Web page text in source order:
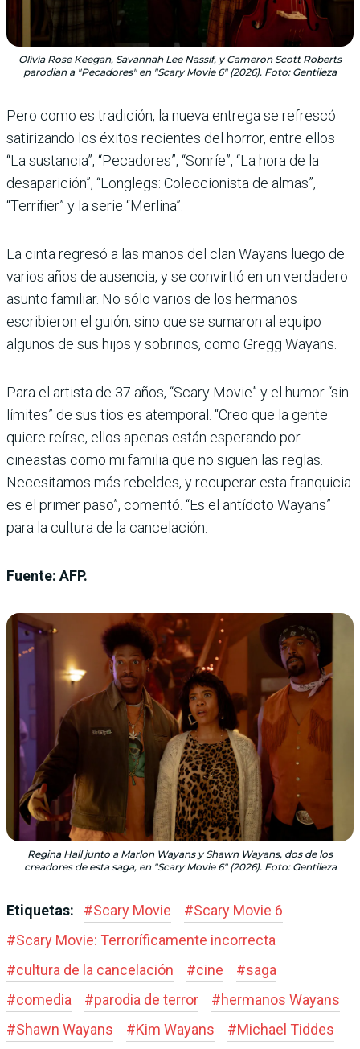
Olivia Rose Keegan, Savannah Lee Nassif, y Cameron Scott Roberts
parodian a "Pecadores" en "Scary Movie 6" (2026). Foto: Gentileza
Pero como es tradición, la nueva entrega se refrescó
satirizando los éxitos recientes del horror, entre ellos
“La sustancia”, “Pecadores”, “Sonríe”, “La hora de la
desaparición”, “Longlegs: Coleccionista de almas”,
“Terrifier” y la serie “Merlina”.
La cinta regresó a las manos del clan Wayans luego de
varios años de ausencia, y se convirtió en un verdadero
asunto familiar. No sólo varios de los hermanos
escribieron el guión, sino que se sumaron al equipo
algunos de sus hijos y sobrinos, como Gregg Wayans.
Para el artista de 37 años, “Scary Movie” y el humor “sin
límites” de sus tíos es atemporal. “Creo que la gente
quiere reírse, ellos apenas están esperando por
cineastas como mi familia que no siguen las reglas.
Necesitamos más rebeldes, y recuperar esta franquicia
es el primer paso”, comentó. “Es el antídoto Wayans”
para la cultura de la cancelación.
Fuente: AFP.
Regina Hall junto a Marlon Wayans y Shawn Wayans, dos de los
creadores de esta saga, en "Scary Movie 6" (2026). Foto: Gentileza
Etiquetas: #Scary Movie #Scary Movie 6
#Scary Movie: Terroríficamente incorrecta
#cultura de la cancelación #cine #saga
#comedia #parodia de terror #hermanos Wayans
#Shawn Wayans #Kim Wayans #Michael Tiddes